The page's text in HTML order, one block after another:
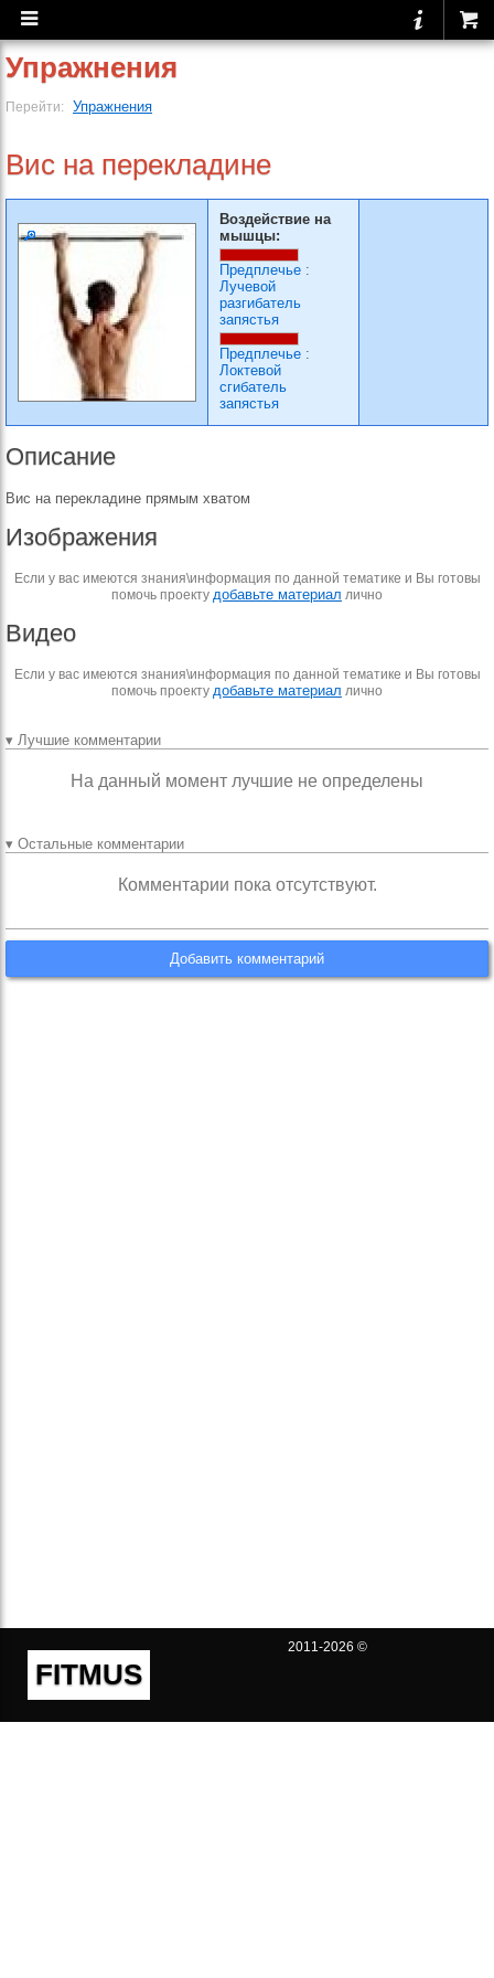
Упражнения
Перейти: Упражнения
Вис на перекладине
Воздействие на
мышцы:
Предплечье :
Лучевой
разгибатель
запястья
Предплечье :
Локтевой
сгибатель
запястья
Описание
Вис на перекладине прямым хватом
Изображения
Если у вас имеются знания\информация по данной тематике и Вы готовы
помочь проекту добавьте материал лично
Видео
Если у вас имеются знания\информация по данной тематике и Вы готовы
помочь проекту добавьте материал лично
▾ Лучшие комментарии
На данный момент лучшие не определены
▾ Остальные комментарии
Комментарии пока отсутствуют.
Добавить комментарий
FITMUS
2011-2026 ©